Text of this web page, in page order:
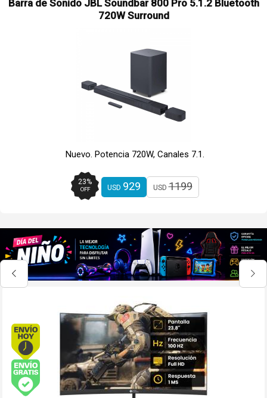
Barra de Sonido JBL Soundbar 800 Pro 5.1.2 Bluetooth
720W Surround
Nuevo. Potencia 720W, Canales 7.1.
23%
OFF USD 929 USD1199
Envío hoy. Comprando antes de 13Hs.
Envío gratis (Ver Envíos y Pagos)